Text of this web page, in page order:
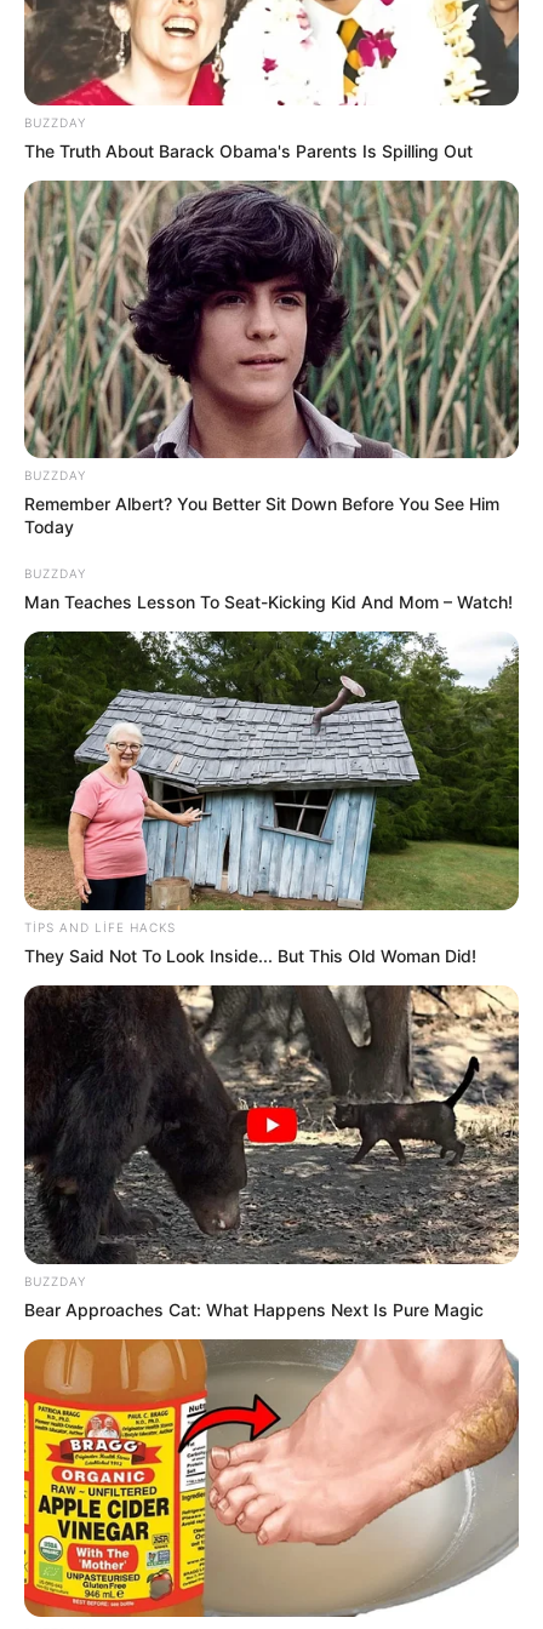
rabitə, peşə, elmi və texniki fəaliyyət, eləcə də nəqliyyat
və anbar təsərrüfatı sahələrində orta aylıq nominal
əməkhaqqı daha yüksək olmuşdur.
HƏMÇININ OXUYUN
6 avqustda bizi nələr gözləyir? —ULDUZ FALI
Prezidentin fərmanı hansı dəyişikliklərə səbəb
olacaq? -AÇIQLAMA
SON DƏQİQƏ!Yüksək vəzifəyə təyinat var
SON DƏQİQƏ!SOCAR-da işləyənlərə mühüm
xəbər:kütləvi ixtisarlarla bağlı...
0 0
Xəbər xoşunuza gəldi? Sosial şəbəkələrdə paylaşın
BUZZDAY
The Truth About Barack Obama's Parents Is Spilling Out
BUZZDAY
Remember Albert? You Better Sit Down Before You See Him
Today
BUZZDAY
Man Teaches Lesson To Seat-Kicking Kid And Mom – Watch!
TIPS AND LIFE HACKS
They Said Not To Look Inside... But This Old Woman Did!
BUZZDAY
Bear Approaches Cat: What Happens Next Is Pure Magic